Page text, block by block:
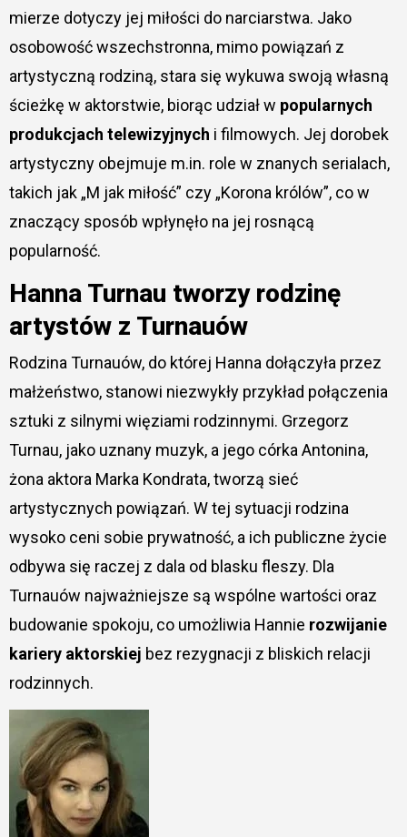
mierze dotyczy jej miłości do narciarstwa. Jako
osobowość wszechstronna, mimo powiązań z
artystyczną rodziną, stara się wykuwa swoją własną
ścieżkę w aktorstwie, biorąc udział w popularnych
produkcjach telewizyjnych i filmowych. Jej dorobek
artystyczny obejmuje m.in. role w znanych serialach,
takich jak „M jak miłość” czy „Korona królów”, co w
znaczący sposób wpłynęło na jej rosnącą
popularność.
Hanna Turnau tworzy rodzinę
artystów z Turnauów
Rodzina Turnauów, do której Hanna dołączyła przez
małżeństwo, stanowi niezwykły przykład połączenia
sztuki z silnymi więziami rodzinnymi. Grzegorz
Turnau, jako uznany muzyk, a jego córka Antonina,
żona aktora Marka Kondrata, tworzą sieć
artystycznych powiązań. W tej sytuacji rodzina
wysoko ceni sobie prywatność, a ich publiczne życie
odbywa się raczej z dala od blasku fleszy. Dla
Turnauów najważniejsze są wspólne wartości oraz
budowanie spokoju, co umożliwia Hannie rozwijanie
kariery aktorskiej bez rezygnacji z bliskich relacji
rodzinnych.